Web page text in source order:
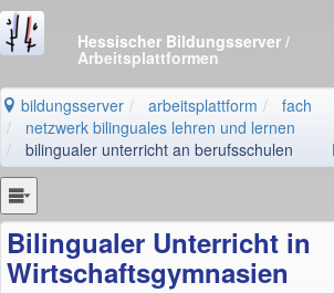
Hessischer Bildungsserver /
Arbeitsplattformen
bildungsserver arbeitsplattform
fach
netzwerk bilinguales lehren und lernen
bilingualer unterricht an berufsschulen
Bilingualer Unterricht in
Wirtschaftsgymnasien